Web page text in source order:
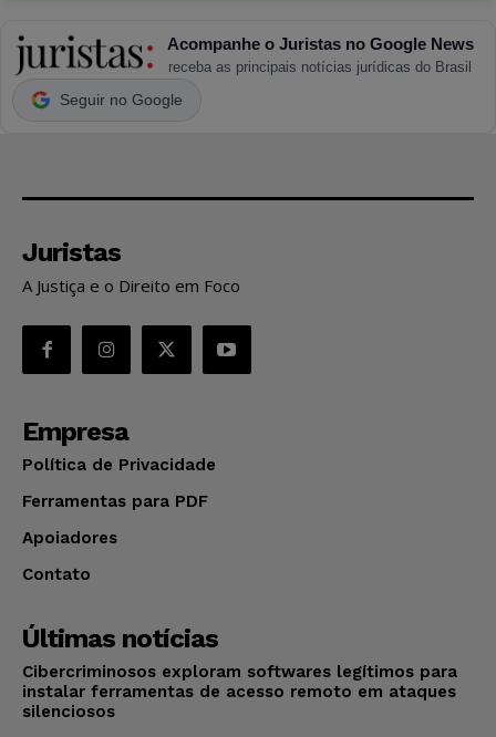
Acompanhe o Juristas no Google News
receba as principais notícias jurídicas do Brasil
Seguir no Google
Juristas
A Justiça e o Direito em Foco
Empresa
Política de Privacidade
Ferramentas para PDF
Apoiadores
Contato
Últimas notícias
Cibercriminosos exploram softwares legítimos para
instalar ferramentas de acesso remoto em ataques
silenciosos